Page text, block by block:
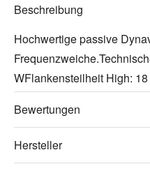
Beschreibung
Hochwertige passive
WFlankensteilheit High:
Bewertungen
Hersteller